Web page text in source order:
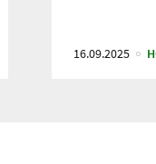
16.09.2025